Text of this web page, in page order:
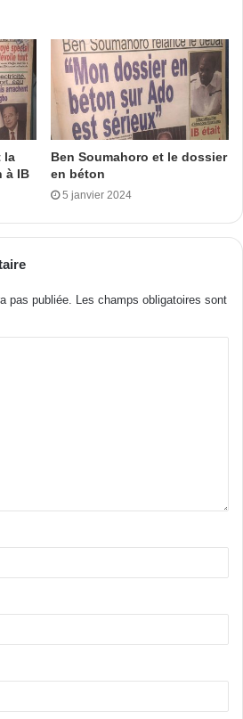
la Côte d’Ivoire sait aujourd’hui
est branlant et il cherche des
Il y a 20 ans production tonnes
la
à IB
Ben Soumahoro et le dossier
en béton
5 janvier 2024
pas publiée. Les champs obligatoires sont